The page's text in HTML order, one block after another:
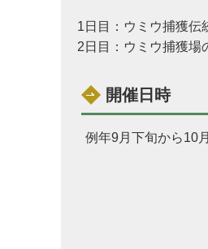
1日目：ウミウ捕獲伝
2日目：ウミウ捕獲場
開催日時
例年9月下旬から10